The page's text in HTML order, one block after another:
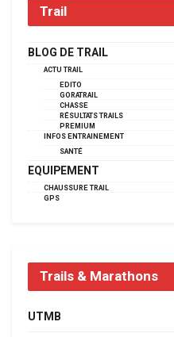
Trail
BLOG DE TRAIL
ACTU TRAIL
EDITO
GORATRAIL
CHASSE
RÉSULTATS TRAILS
PREMIUM
INFOS ENTRAINEMENT
SANTÉ
EQUIPEMENT
CHAUSSURE TRAIL
GPS
Trails & Marathons
UTMB